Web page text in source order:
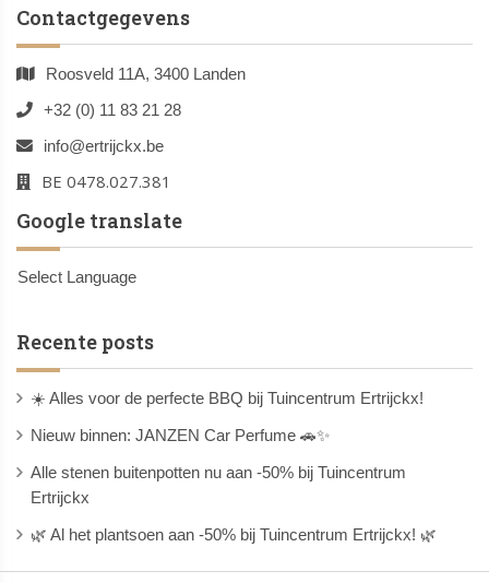
Contactgegevens
Roosveld 11A, 3400 Landen
+32 (0) 11 83 21 28
info@ertrijckx.be
BE 0478.027.381
Google translate
Select Language
Recente posts
☀️ Alles voor de perfecte BBQ bij Tuincentrum Ertrijckx!
Nieuw binnen: JANZEN Car Perfume 🚗✨
Alle stenen buitenpotten nu aan -50% bij Tuincentrum
Ertrijckx
🌿 Al het plantsoen aan -50% bij Tuincentrum Ertrijckx! 🌿